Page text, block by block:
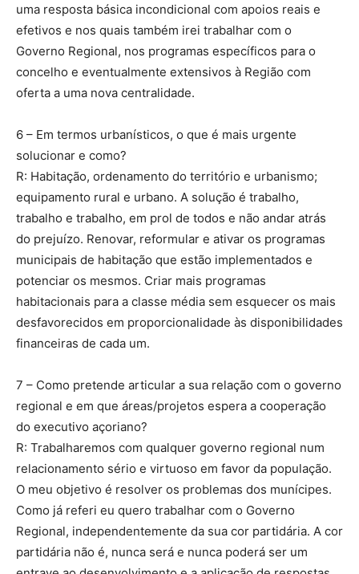
uma resposta básica incondicional com apoios reais e
efetivos e nos quais também irei trabalhar com o
Governo Regional, nos programas específicos para o
concelho e eventualmente extensivos à Região com
oferta a uma nova centralidade.
6 – Em termos urbanísticos, o que é mais urgente
solucionar e como?
R: Habitação, ordenamento do território e urbanismo;
equipamento rural e urbano. A solução é trabalho,
trabalho e trabalho, em prol de todos e não andar atrás
do prejuízo. Renovar, reformular e ativar os programas
municipais de habitação que estão implementados e
potenciar os mesmos. Criar mais programas
habitacionais para a classe média sem esquecer os mais
desfavorecidos em proporcionalidade às disponibilidades
financeiras de cada um.
7 – Como pretende articular a sua relação com o governo
regional e em que áreas/projetos espera a cooperação
do executivo açoriano?
R: Trabalharemos com qualquer governo regional num
relacionamento sério e virtuoso em favor da população.
O meu objetivo é resolver os problemas dos munícipes.
Como já referi eu quero trabalhar com o Governo
Regional, independentemente da sua cor partidária. A cor
partidária não é, nunca será e nunca poderá ser um